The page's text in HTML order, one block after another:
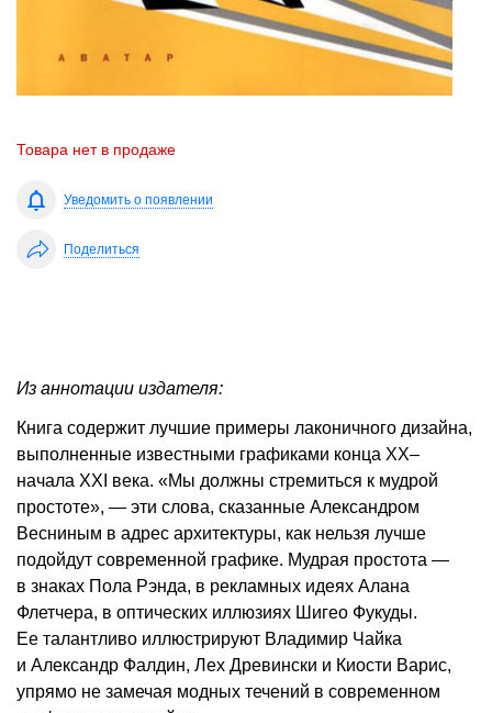
Товара нет в продаже
Уведомить о появлении
Поделиться
Из аннотации издателя:
Книга содержит лучшие примеры лаконичного дизайна,
выполненные известными графиками конца XX–
начала XXI века. «Мы должны стремиться к мудрой
простоте», — эти слова, сказанные Александром
Весниным в адрес архитектуры, как нельзя лучше
подойдут современной графике. Мудрая простота —
в знаках Пола Рэнда, в рекламных идеях Алана
Флетчера, в оптических иллюзиях Шигео Фукуды.
Ее талантливо иллюстрируют Владимир Чайка
и Александр Фалдин, Лех Древински и Киости Варис,
упрямо не замечая модных течений в современном